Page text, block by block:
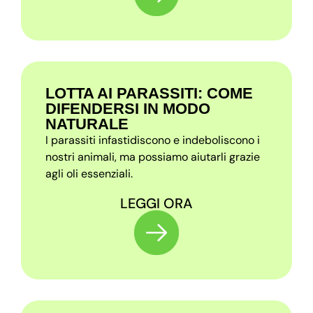
LOTTA AI PARASSITI: COME
DIFENDERSI IN MODO
NATURALE
I parassiti infastidiscono e indeboliscono i
nostri animali, ma possiamo aiutarli grazie
agli oli essenziali.
LEGGI ORA